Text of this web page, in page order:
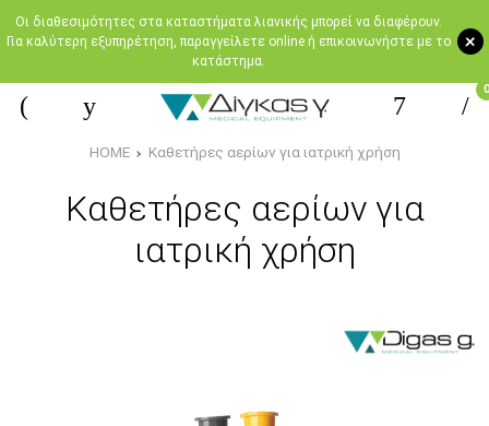
+
Oι διαθεσιμότητες στα καταστήματα λιανικής μπορεί να διαφέρουν.
Για καλύτερη εξυπηρέτηση, παραγγείλετε online ή επικοινωνήστε με το
κατάστημα.
0
HOME Καθετήρες αερίων για ιατρική χρήση
Καθετήρες αερίων για
ιατρική χρήση